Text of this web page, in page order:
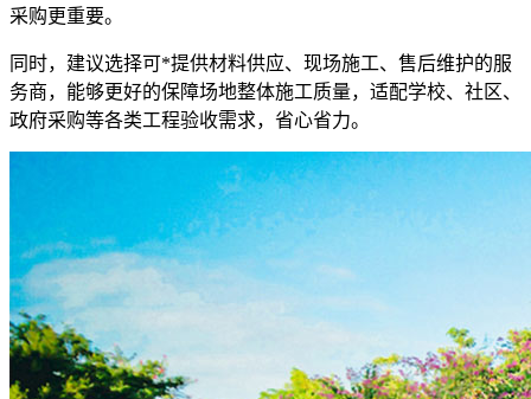
采购更重要。
同时，建议选择可*提供材料供应、现场施工、售后维护的服
务商，能够更好的保障场地整体施工质量，适配学校、社区、
政府采购等各类工程验收需求，省心省力。